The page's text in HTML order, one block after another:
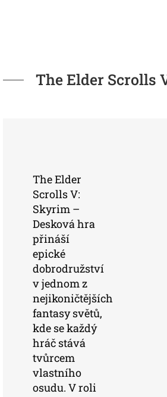
The Elder Scrolls
The Elder
Scrolls V:
Skyrim –
Desková hra
přináší
epické
dobrodružství
v jednom z
nejikoničtějších
fantasy světů,
kde se každý
hráč stává
tvůrcem
vlastního
osudu. V roli